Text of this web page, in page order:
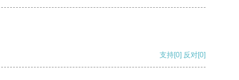
支持[0] 反对[0]